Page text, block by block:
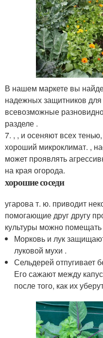
В нашем маркете вы
надежных защитников
всевозможные
разделе .
7. , , и осеняют всех
хороший микроклимат. ,
может проявлять
на края огорода.
хорошие соседи
угарова т. ю. приводит
помогающие друг другу
культуры можно
Морковь и лук
луковой мухи .
Сельдерей отпугивает
Его сажают между
после того, как их